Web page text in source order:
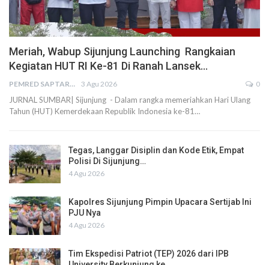
Meriah, Wabup Sijunjung Launching Rangkaian
Kegiatan HUT RI Ke-81 Di Ranah Lansek…
PEMRED SAPTARIUS 3 Agu 2026 0
JURNAL SUMBAR| Sijunjung - Dalam rangka memeriahkan Hari Ulang
Tahun (HUT) Kemerdekaan Republik Indonesia ke-81…
Tegas, Langgar Disiplin dan Kode Etik, Empat
Polisi Di Sijunjung…
4 Agu 2026
Kapolres Sijunjung Pimpin Upacara Sertijab Ini
PJU Nya
4 Agu 2026
Tim Ekspedisi Patriot (TEP) 2026 dari IPB